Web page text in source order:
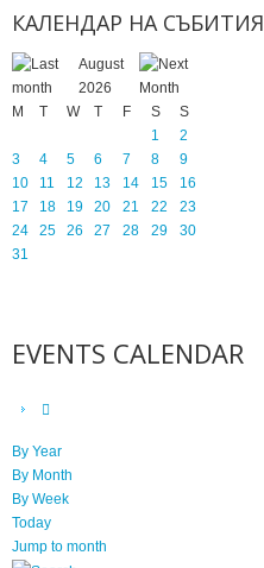
КАЛЕНДАР НА СЪБИТИЯ
August
2026
M
T W T F S
S
1
2
3
4 5 6 7 8
9
10
11 12 13 14 15
16
17
18 19 20 21 22
23
24
25 26 27 28 29
30
31
EVENTS CALENDAR
By Year
By Month
By Week
Today
Jump to month